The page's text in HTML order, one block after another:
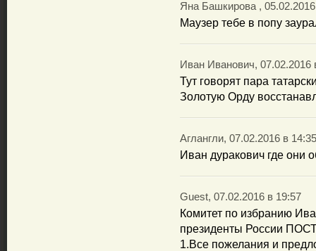
Яна Башкирова ,
Маузер тебе в попу
Иван Иванович, 07.02.2016
Тут говорят пара
Золотую Орду
Аглангли, 07.02.2016 в 14:35
Иван дуракович где они
Guest, 07.02.2016 в 19:57
Комитет по избранию
президенты России
1.Все пожелания и